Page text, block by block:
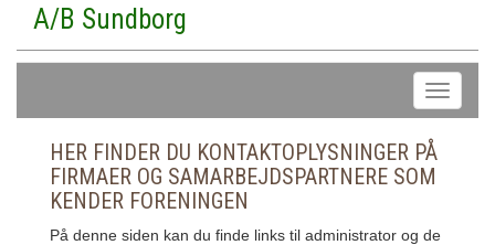
A/B Sundborg
HER FINDER DU KONTAKTOPLYSNINGER PÅ
FIRMAER OG SAMARBEJDSPARTNERE SOM
KENDER FORENINGEN
På denne siden kan du finde links til administrator og de